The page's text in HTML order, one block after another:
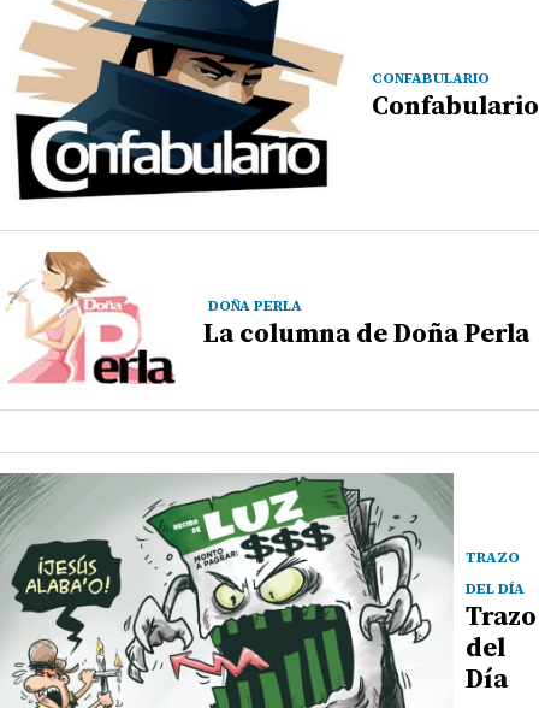
CONFABULARIO
Confabulario
DOÑA PERLA
La columna de Doña Perla
TRAZO
DEL DÍA
Trazo
del
Día